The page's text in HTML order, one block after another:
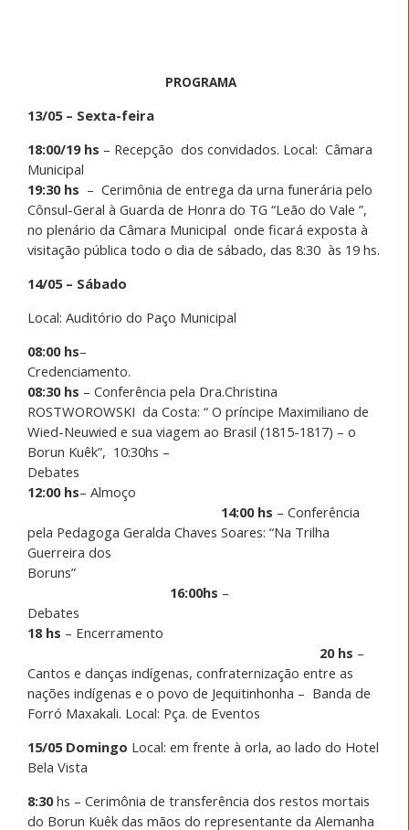
PROGRAMA
13/05 – Sexta-feira
18:00/19 hs – Recepção dos convidados. Local: Câmara
Municipal
19:30 hs – Cerimônia de entrega da urna funerária pelo
Cônsul-Geral à Guarda de Honra do TG “Leão do Vale ”,
no plenário da Câmara Municipal onde ficará exposta à
visitação pública todo o dia de sábado, das 8:30 às 19 hs.
14/05 – Sábado
Local: Auditório do Paço Municipal
08:00 hs–
Credenciamento.
08:30 hs – Conferência pela Dra.Christina
ROSTWOROWSKI da Costa: “ O príncipe Maximiliano de
Wied-Neuwied e sua viagem ao Brasil (1815-1817) – o
Borun Kuêk”, 10:30hs –
Debates
12:00 hs– Almoço
14:00 hs – Conferência
pela Pedagoga Geralda Chaves Soares: “Na Trilha
Guerreira dos
Boruns”
16:00hs –
Debates
18 hs – Encerramento
20 hs –
Cantos e danças indígenas, confraternização entre as
nações indígenas e o povo de Jequitinhonha – Banda de
Forró Maxakali. Local: Pça. de Eventos
15/05 Domingo Local: em frente à orla, ao lado do Hotel
Bela Vista
8:30hs – Cerimônia de transferência dos restos mortais
do Borun Kuêk das mãos do representante da Alemanha